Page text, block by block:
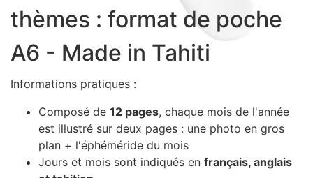
Loisirs (19)
Nos Box (12)
Nouveautés
Informations
Retour et remboursement
Nous contacter
thèmes : format de poche
A6 - Made in Tahiti
Informations pratiques :
Composé de 12 pages, chaque mois de l'année
est illustré sur deux pages : une photo en gros
plan + l'éphéméride du mois
Jours et mois sont indiqués en français, anglais